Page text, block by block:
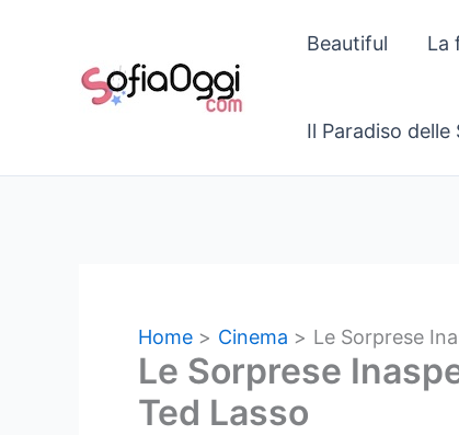
contenuto
Beautiful La
Il Paradiso delle
Home Cinema Le Sorprese
Le Sorprese
Ted Lasso